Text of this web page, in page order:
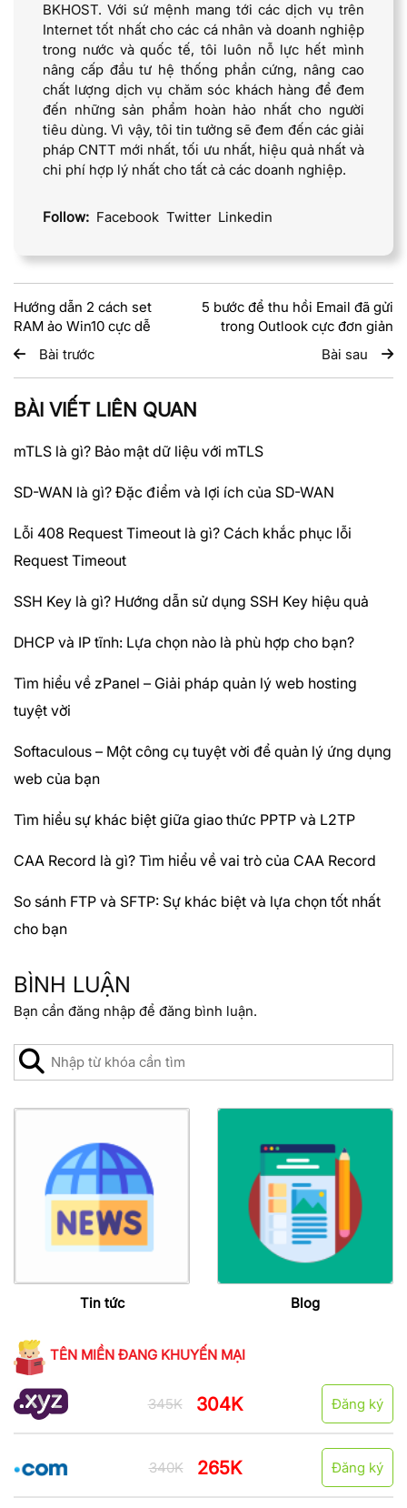
BKHOST. Với sứ mệnh mang tới các dịch vụ trên
Internet tốt nhất cho các cá nhân và doanh nghiệp
trong nước và quốc tế, tôi luôn nỗ lực hết mình
nâng cấp đầu tư hệ thống phần cứng, nâng cao
chất lượng dịch vụ chăm sóc khách hàng để đem
đến những sản phẩm hoàn hảo nhất cho người
tiêu dùng. Vì vậy, tôi tin tưởng sẽ đem đến các giải
pháp CNTT mới nhất, tối ưu nhất, hiệu quả nhất và
chi phí hợp lý nhất cho tất cả các doanh nghiệp.
Follow: Facebook Twitter Linkedin
Hướng dẫn 2 cách set
RAM ảo Win10 cực dễ
Bài trước
5 bước để thu hồi Email đã gửi
trong Outlook cực đơn giản
Bài sau
BÀI VIẾT LIÊN QUAN
mTLS là gì? Bảo mật dữ liệu với mTLS
SD-WAN là gì? Đặc điểm và lợi ích của SD-WAN
Lỗi 408 Request Timeout là gì? Cách khắc phục lỗi
Request Timeout
SSH Key là gì? Hướng dẫn sử dụng SSH Key hiệu quả
DHCP và IP tĩnh: Lựa chọn nào là phù hợp cho bạn?
Tìm hiểu về zPanel – Giải pháp quản lý web hosting
tuyệt vời
Softaculous – Một công cụ tuyệt vời để quản lý ứng dụng
web của bạn
Tìm hiểu sự khác biệt giữa giao thức PPTP và L2TP
CAA Record là gì? Tìm hiểu về vai trò của CAA Record
So sánh FTP và SFTP: Sự khác biệt và lựa chọn tốt nhất
cho bạn
BÌNH LUẬN
Bạn cần đăng nhập để đăng bình luận.
Tin tức Blog
TÊN MIỀN ĐANG KHUYẾN MẠI
345K 304K Đăng ký
340K 265K Đăng ký